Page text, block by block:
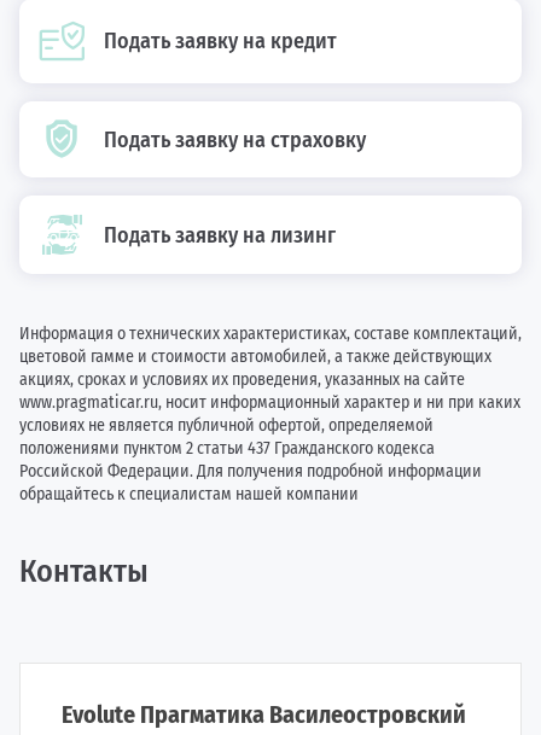
Подать заявку на кредит
Подать заявку на страховку
Подать заявку на лизинг
Информация о технических характеристиках, составе комплектаций,
цветовой гамме и стоимости автомобилей, а также действующих
акциях, сроках и условиях их проведения, указанных на сайте
www.pragmaticar.ru, носит информационный характер и ни при каких
условиях не является публичной офертой, определяемой
положениями пунктом 2 статьи 437 Гражданского кодекса
Российской Федерации. Для получения подробной информации
обращайтесь к специалистам нашей компании
Контакты
Evolute Прагматика Василеостровский